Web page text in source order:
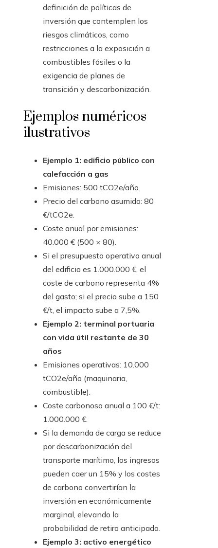
definición de políticas de
inversión que contemplen los
riesgos climáticos, como
restricciones a la exposición a
combustibles fósiles o la
exigencia de planes de
transición y descarbonización.
Ejemplos numéricos
ilustrativos
Ejemplo 1: edificio público con
calefacción a gas
Emisiones: 500 tCO2e/año.
Precio del carbono asumido: 80
€/tCO2e.
Coste anual por emisiones:
40.000 € (500 × 80).
Si el presupuesto operativo anual
del edificio es 1.000.000 €, el
coste de carbono representa 4%
del gasto; si el precio sube a 150
€/t, el impacto sube a 7,5%.
Ejemplo 2: terminal portuaria
con vida útil restante de 30
años
Emisiones operativas: 10.000
tCO2e/año (maquinaria,
combustible).
Coste carbonoso anual a 100 €/t:
1.000.000 €.
Si la demanda de carga se reduce
por descarbonización del
transporte marítimo, los ingresos
pueden caer un 15% y los costes
de carbono convertirían la
inversión en económicamente
marginal, elevando la
probabilidad de retiro anticipado.
Ejemplo 3: activo energético